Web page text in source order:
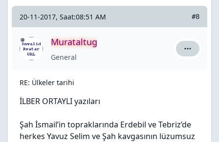
20-11-2017, Saat:08:51 AM #8
Murataltug
General
RE: Ülkeler tarihi
İLBER ORTAYLI yazıları
Şah İsmail’in topraklarında Erdebil ve Tebriz’de
herkes Yavuz Selim ve Şah kavgasının lüzumsuz